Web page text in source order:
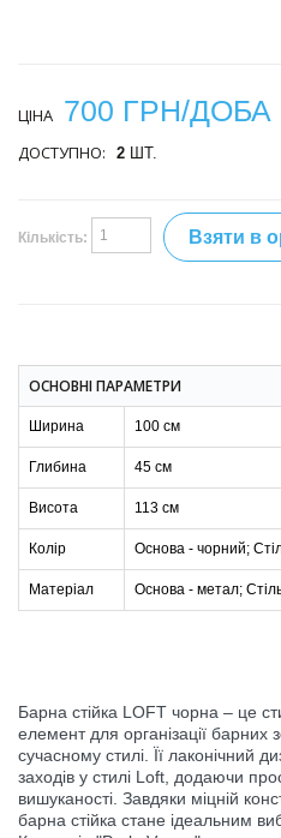
ЦІНА 700 ГРН/ДОБА
ДОСТУПНО: 2 ШТ.
Кількість: Взяти в
ОСНОВНІ ПАРАМЕТРИ
Ширина 100 см
Глибина 45 см
Висота 113 см
Колір Основа - чорний;
Матеріал Основа - метал;
Барна стійка LOFT чорна – це
елемент для організації барних
сучасному стилі. Її лаконічний
заходів у стилі Loft, додаючи
вишуканості. Завдяки міцній
барна стійка стане ідеальним